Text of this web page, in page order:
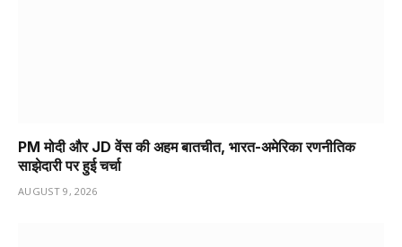
PM मोदी और JD वेंस की अहम बातचीत, भारत-अमेरिका रणनीतिक
साझेदारी पर हुई चर्चा
AUGUST 9, 2026